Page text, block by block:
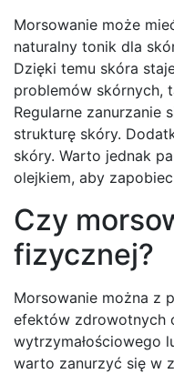
Morsowanie może
naturalny tonik dla
Dzięki temu skóra
problemów skórnych,
Regularne zanurzanie
strukturę skóry.
skóry. Warto jednak
olejkiem, aby
Czy
fizycznej?
Morsowanie można z
efektów zdrowotnych
wytrzymałościowego
warto zanurzyć się w